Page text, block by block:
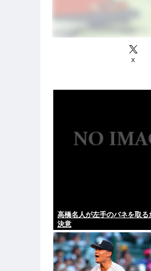
X
高橋名人が左手のバネを取る
決意